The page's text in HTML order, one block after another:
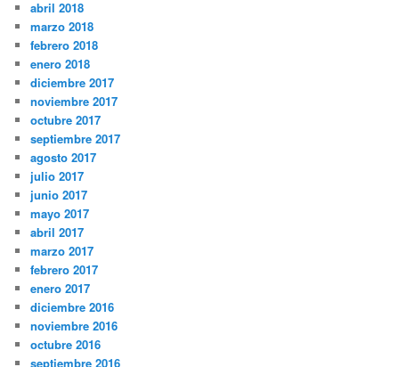
abril 2018
marzo 2018
febrero 2018
enero 2018
diciembre 2017
noviembre 2017
octubre 2017
septiembre 2017
agosto 2017
julio 2017
junio 2017
mayo 2017
abril 2017
marzo 2017
febrero 2017
enero 2017
diciembre 2016
noviembre 2016
octubre 2016
septiembre 2016